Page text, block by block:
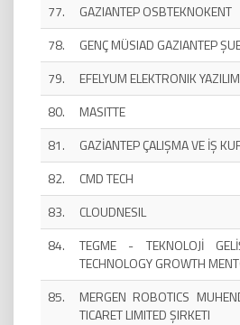
77.
GAZIANTEP OSBTEKNOKENT
78.
GENÇ MÜSIAD GAZIANTEP
79.
EFELYUM ELEKTRONIK
80.
MASITTE
81.
GAZİANTEP ÇALIŞMA VE İŞ
82.
CMD TECH
83.
CLOUDNESIL
84.
TEGME - TEKNOLOJİ
TECHNOLOGY GROWTH
85.
MERGEN ROBOTICS
TICARET LIMITED ŞIRKETI